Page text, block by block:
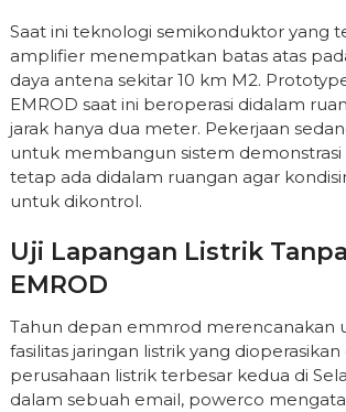
Saat ini teknologi semikonduktor yang
amplifier menempatkan batas atas
daya antena sekitar 10 km M2.
EMROD saat ini beroperasi didalam
jarak hanya dua meter. Pekerjaan
untuk membangun sistem demonstrasi
tetap ada didalam ruangan agar
untuk dikontrol.
Uji Lapangan Listrik
EMROD
Tahun depan emmrod merencanakan
fasilitas jaringan listrik yang
perusahaan listrik terbesar kedua di
dalam sebuah email, powerco